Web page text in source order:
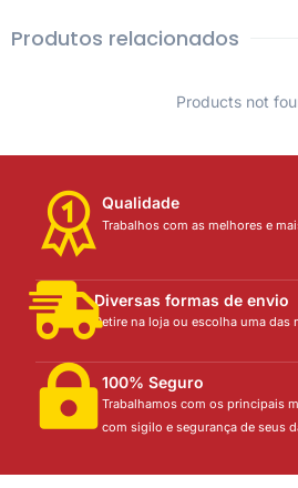
Produtos relacionados
Products not
Qualidade
Trabalhos com as melhores e
Diversas formas de envio
Retire na loja ou escolha uma
100% Seguro
Trabalhamos com os principais
com sigilo e segurança de seus